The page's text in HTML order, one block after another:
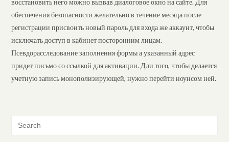
восстановить него можно вызвав диалоговое окно на сайте. Для
обеспечения безопасности желательно в течение месяца после
регистрации присвоить новый пароль для входа же аккаунт, чтобы
исключать доступ в кабинет посторонним лицам.
Псевдорасследование заполнения формы а указанный адрес
придет письмо со ссылкой для активации. Дли того, чтобы делается
учетную запись монополизирующей, нужно перейти ноунсом ней.